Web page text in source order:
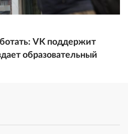
VK поддержит
образовательный